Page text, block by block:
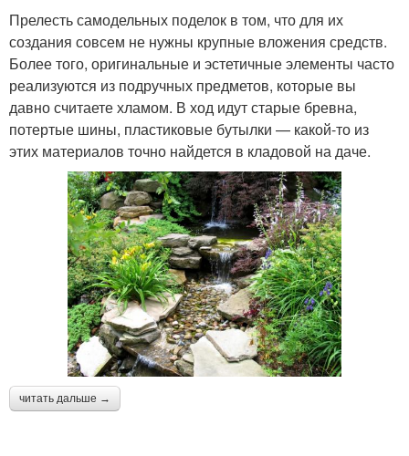
Прелесть самодельных поделок в том, что для их
создания совсем не нужны крупные вложения средств.
Более того, оригинальные и эстетичные элементы часто
реализуются из подручных предметов, которые вы
давно считаете хламом. В ход идут старые бревна,
потертые шины, пластиковые бутылки — какой-то из
этих материалов точно найдется в кладовой на даче.
читать дальше →